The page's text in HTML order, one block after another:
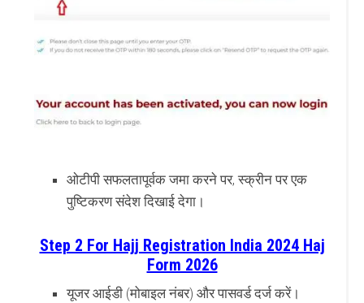
ओटीपी सफलतापूर्वक जमा करने पर, स्क्रीन पर एक
पुष्टिकरण संदेश दिखाई देगा।
Step 2 For Hajj Registration India 2024 Haj
Form 2026
यूजर आईडी (मोबाइल नंबर) और पासवर्ड दर्ज करें।